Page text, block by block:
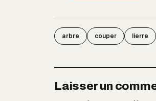
arbre couper lierre
Laisser un